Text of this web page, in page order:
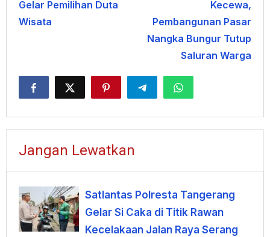
Gelar Pemilihan Duta
Wisata
Kecewa,
Pembangunan Pasar
Nangka Bungur Tutup
Saluran Warga
Jangan Lewatkan
Satlantas Polresta Tangerang
Gelar Si Caka di Titik Rawan
Kecelakaan Jalan Raya Serang